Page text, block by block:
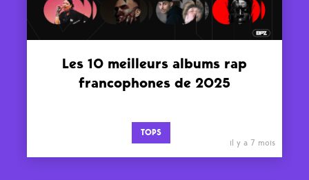
Les 10 meilleurs albums rap
francophones de 2025
TOPS
il y a 7 mois